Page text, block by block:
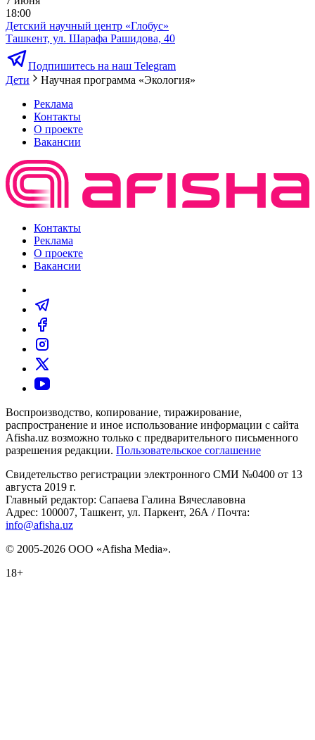
18:00
Детский научный центр «Глобус»
Ташкент, ул. Шарафа Рашидова, 40
Подпишитесь на наш Telegram
Дети
Научная программа «Экология»
Реклама
Контакты
О проекте
Вакансии
Контакты
Реклама
О проекте
Вакансии
Воспроизводство, копирование, тиражирование,
распространение и иное использование информации с сайта
Afisha.uz возможно только с предварительного письменного
разрешения редакции. Пользовательское соглашение
Свидетельство регистрации электронного СМИ №0400 от 13
августа 2019 г.
Главный редактор: Сапаева Галина Вячеславовна
Адрес: 100007, Ташкент, ул. Паркент, 26А / Почта:
info@afisha.uz
© 2005-2026 ООО «Afisha Media».
18+